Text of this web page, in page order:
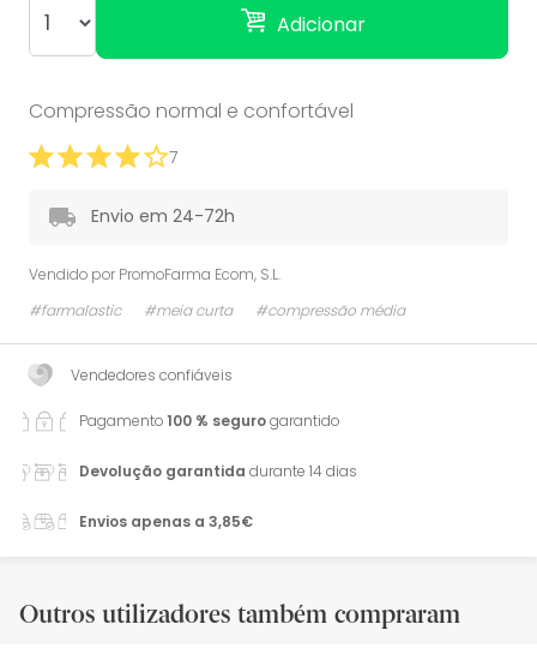
Adicionar
Compressão normal e confortável
7
Envio em 24-72h
Vendido por PromoFarma Ecom, S.L.
#farmalastic
#meia curta #compressão média
Vendedores confiáveis
Pagamento100 % segurogarantido
Devolução garantida durante 14 dias
Envios apenas a 3,85€
Outros utilizadores também compraram